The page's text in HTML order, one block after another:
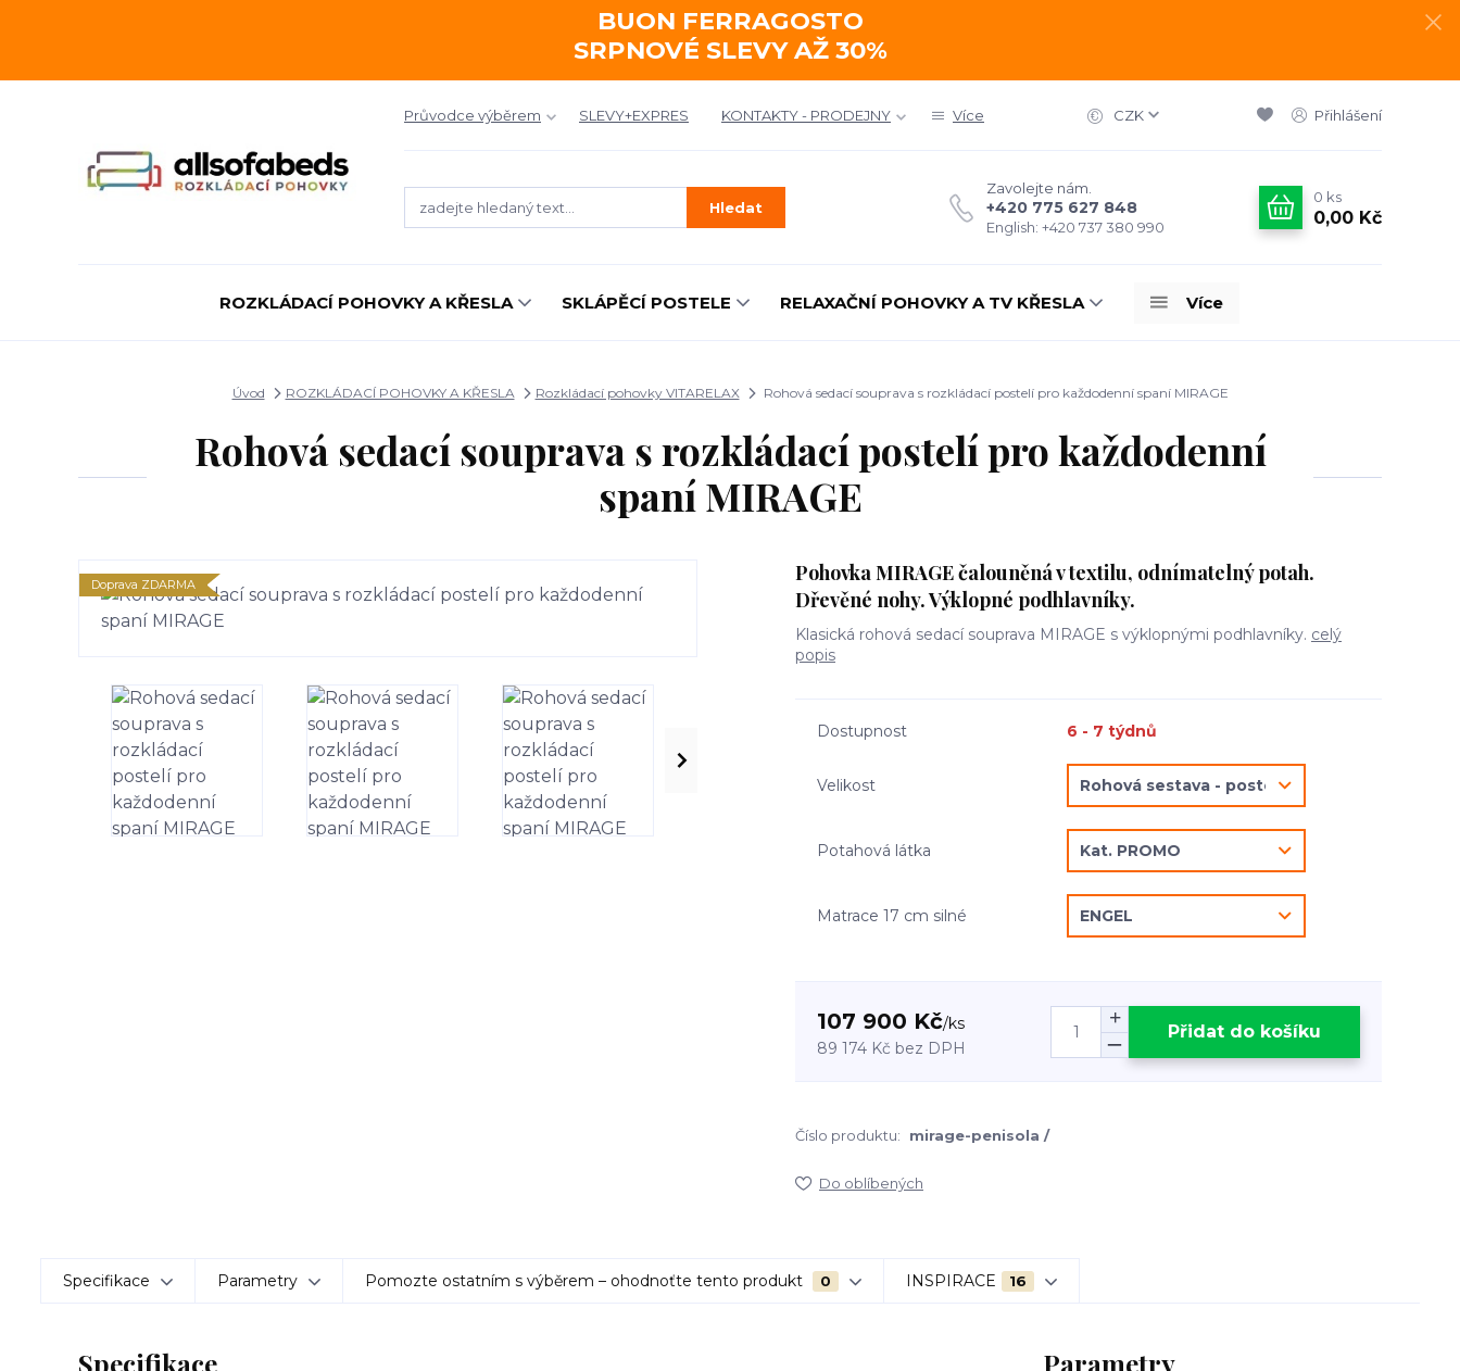
BUON FERRAGOSTO
SRPNOVÉ SLEVY AŽ 30%
Průvodce výběrem SLEVY+EXPRES KONTAKTY - PRODEJNY Více CZK Přihlášení
Hledat
Zavolejte nám.
+420 775 627 848
English: +420 737 380 990
0 ks
0,00 Kč
ROZKLÁDACÍ POHOVKY A KŘESLA SKLÁPĚCÍ POSTELE RELAXAČNÍ POHOVKY A TV KŘESLA Více
Úvod ROZKLÁDACÍ POHOVKY A KŘESLA Rozkládací pohovky VITARELAX Rohová sedací souprava s rozkládací postelí pro každodenní spaní MIRAGE
Rohová sedací souprava s rozkládací postelí pro každodenní
spaní MIRAGE
Doprava ZDARMA
Pohovka MIRAGE čalouněná v textilu, odnímatelný potah.
Dřevěné nohy. Výklopné podhlavníky.
Klasická rohová sedací souprava MIRAGE s výklopnými podhlavníky. celý
popis
Dostupnost 6 - 7 týdnů
Velikost
Potahová látka
Matrace 17 cm silné
107 900 Kč/ks
89 174 Kč bez DPH
Přidat do košíku
Číslo produktu: mirage-penisola /
Do oblíbených
Specifikace Parametry Pomozte ostatním s výběrem – ohodnoťte tento produkt 0 INSPIRACE 16
Specifikace Parametry